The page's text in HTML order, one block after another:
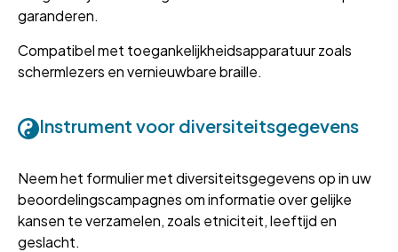
garanderen.
Compatibel met toegankelijkheidsapparatuur zoals
schermlezers en vernieuwbare braille.
Instrument voor diversiteitsgegevens
Neem het formulier met diversiteitsgegevens op in uw
beoordelingscampagnes om informatie over gelijke
kansen te verzamelen, zoals etniciteit, leeftijd en
geslacht.